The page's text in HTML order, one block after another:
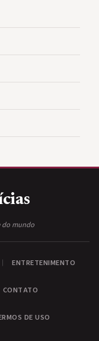
do mundo
ENTRETENIMENTO
CONTATO
DE USO